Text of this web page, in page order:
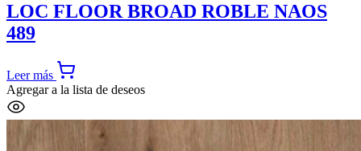
LOC FLOOR BROAD ROBLE NAOS
489
Leer más
Agregar a la lista de deseos